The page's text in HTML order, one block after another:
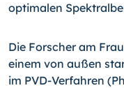
optimalen
Die Forscher am
einem von außen
im PVD-Verfahren